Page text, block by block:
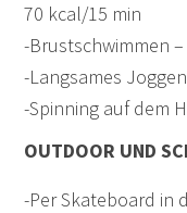
70 kcal/15 min
-Brustschwimmen
-Langsames
-Spinning auf dem
OUTDOOR UND
-Per Skateboard in